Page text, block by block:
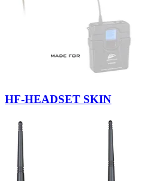
HF-HEADSET SKIN